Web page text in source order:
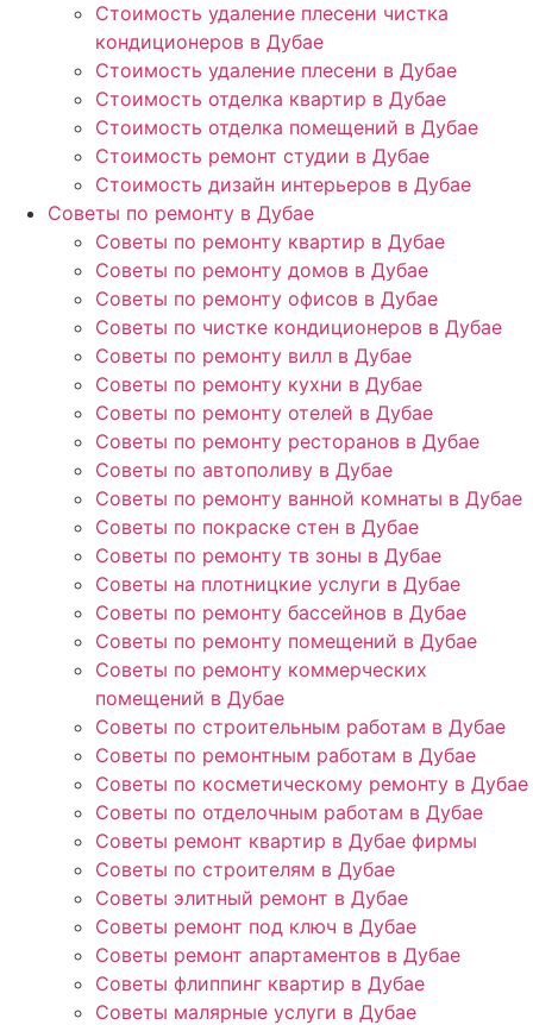
Стоимость удаление плесени чистка
кондиционеров в Дубае
Стоимость удаление плесени в Дубае
Стоимость отделка квартир в Дубае
Стоимость отделка помещений в Дубае
Стоимость ремонт студии в Дубае
Стоимость дизайн интерьеров в Дубае
Советы по ремонту в Дубае
Советы по ремонту квартир в Дубае
Советы по ремонту домов в Дубае
Советы по ремонту офисов в Дубае
Советы по чистке кондиционеров в Дубае
Советы по ремонту вилл в Дубае
Советы по ремонту кухни в Дубае
Советы по ремонту отелей в Дубае
Советы по ремонту ресторанов в Дубае
Советы по автополиву в Дубае
Советы по ремонту ванной комнаты в Дубае
Советы по покраске стен в Дубае
Советы по ремонту тв зоны в Дубае
Советы на плотницкие услуги в Дубае
Советы по ремонту бассейнов в Дубае
Советы по ремонту помещений в Дубае
Советы по ремонту коммерческих
помещений в Дубае
Советы по строительным работам в Дубае
Советы по ремонтным работам в Дубае
Советы по косметическому ремонту в Дубае
Советы по отделочным работам в Дубае
Советы ремонт квартир в Дубае фирмы
Советы по строителям в Дубае
Советы элитный ремонт в Дубае
Советы ремонт под ключ в Дубае
Советы ремонт апартаментов в Дубае
Советы флиппинг квартир в Дубае
Советы малярные услуги в Дубае